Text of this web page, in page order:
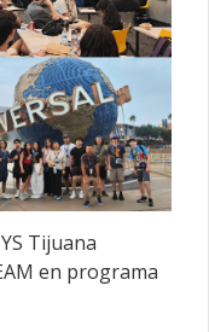
Tijuana
en programa